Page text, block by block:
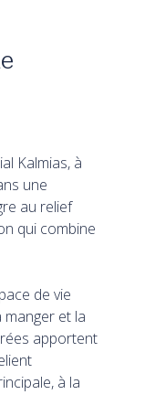
Kalmias, à
une
au relief
qui combine
de vie
et la
apportent
à la